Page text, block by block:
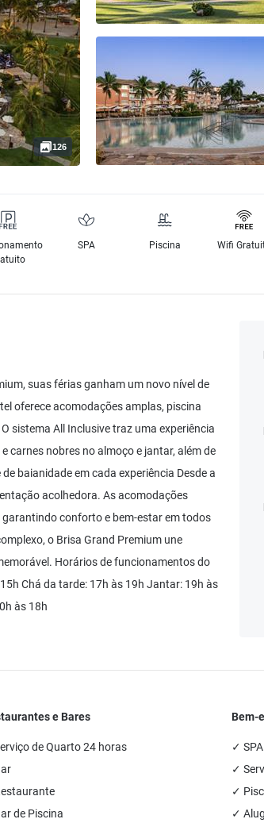
126
SPA Piscina Wifi
suas férias ganham um novo nível de
oferece acomodações amplas, piscina
sistema All Inclusive traz uma experiência
carnes nobres no almoço e jantar, além de
baianidade em cada experiência Desde a
acolhedora. As acomodações
conforto e bem-estar em todos
o Brisa Grand Premium une
Horários de funcionamentos do
Chá da tarde: 17h às 19h Jantar: 19h às
às 18h
e Bares
de Quarto 24 horas
de Piscina
Bem-
✓ SPA
✓
✓
✓